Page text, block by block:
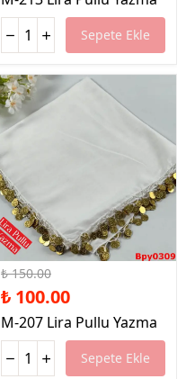
Sepete Ekle
%33 İndirim
₺ 150.00
₺ 100.00
M-207 Lira Pullu Yazma
Sepete Ekle